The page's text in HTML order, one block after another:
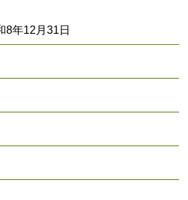
8年12月31日